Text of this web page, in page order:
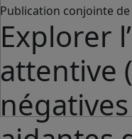
Publication conjointe de
Explorer
attentive